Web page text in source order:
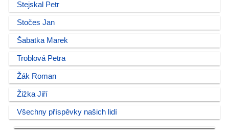
Stejskal Petr
Stočes Jan
Šabatka Marek
Troblová Petra
Žák Roman
Žižka Jiří
Všechny příspěvky našich lidí